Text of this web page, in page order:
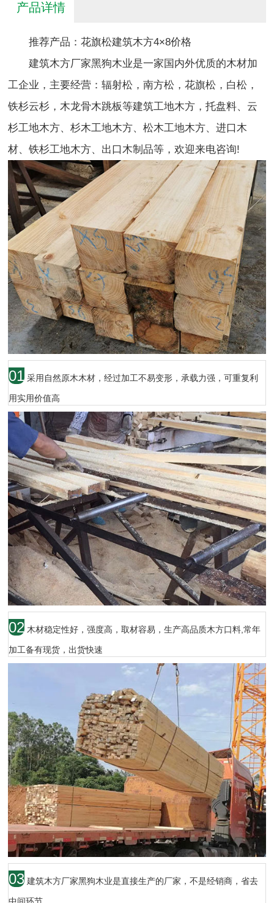
产品详情
推荐产品：花旗松建筑木方4×8价格
建筑木方厂家黑狗木业是一家国内外优质的木材加
工企业，主要经营：辐射松，南方松，花旗松，白松，
铁杉云杉，木龙骨木跳板等建筑工地木方，托盘料、云
杉工地木方、杉木工地木方、松木工地木方、进口木
材、铁杉工地木方、出口木制品等，欢迎来电咨询!
01 采用自然原木木材，经过加工不易变形，承载力强，可重复利
用实用价值高
02 木材稳定性好，强度高，取材容易，生产高品质木方口料,常年
加工备有现货，出货快速
03 建筑木方厂家黑狗木业是直接生产的厂家，不是经销商，省去